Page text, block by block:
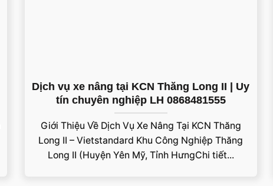
Dịch vụ xe nâng tại KCN Thăng Long II | Uy
tín chuyên nghiệp LH 0868481555
Giới Thiệu Về Dịch Vụ Xe Nâng Tại KCN Thăng
Long II – Vietstandard Khu Công Nghiệp Thăng
Long II (Huyện Yên Mỹ, Tỉnh HưngChi tiết...